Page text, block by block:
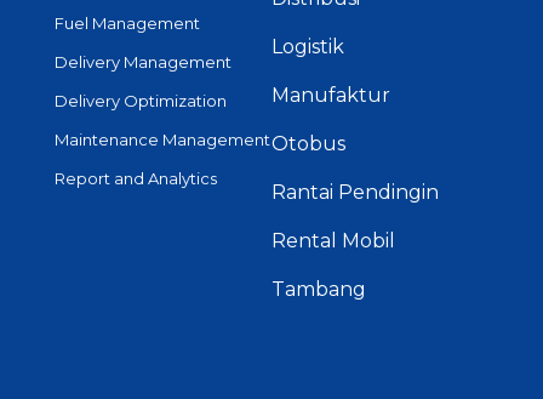
Fuel Management
Delivery Management
Delivery Optimization
Maintenance Management
Report and Analytics
Logistik
Manufaktur
Otobus
Rantai Pendingin
Rental Mobil
Tambang